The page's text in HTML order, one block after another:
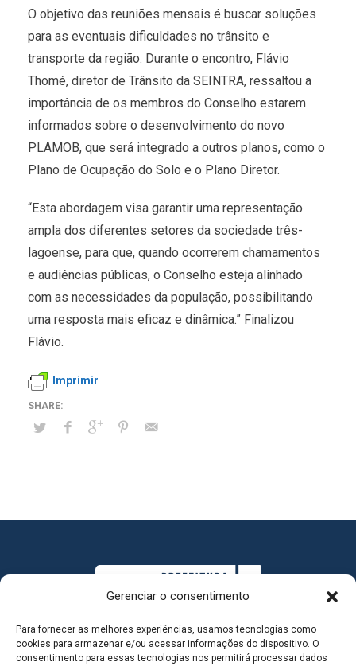
Gerenciar o consentimento
Para fornecer as melhores experiências, usamos tecnologias como
cookies para armazenar e/ou acessar informações do dispositivo. O
consentimento para essas tecnologias nos permitirá processar dados
O objetivo das reuniões mensais é buscar soluções
para as eventuais dificuldades no trânsito e
transporte da região. Durante o encontro, Flávio
Thomé, diretor de Trânsito da SEINTRA, ressaltou a
importância de os membros do Conselho estarem
informados sobre o desenvolvimento do novo
PLAMOB, que será integrado a outros planos, como o
Plano de Ocupação do Solo e o Plano Diretor.
“Esta abordagem visa garantir uma representação
ampla dos diferentes setores da sociedade três-
lagoense, para que, quando ocorrerem chamamentos
e audiências públicas, o Conselho esteja alinhado
com as necessidades da população, possibilitando
uma resposta mais eficaz e dinâmica.” Finalizou
Flávio.
Imprimir